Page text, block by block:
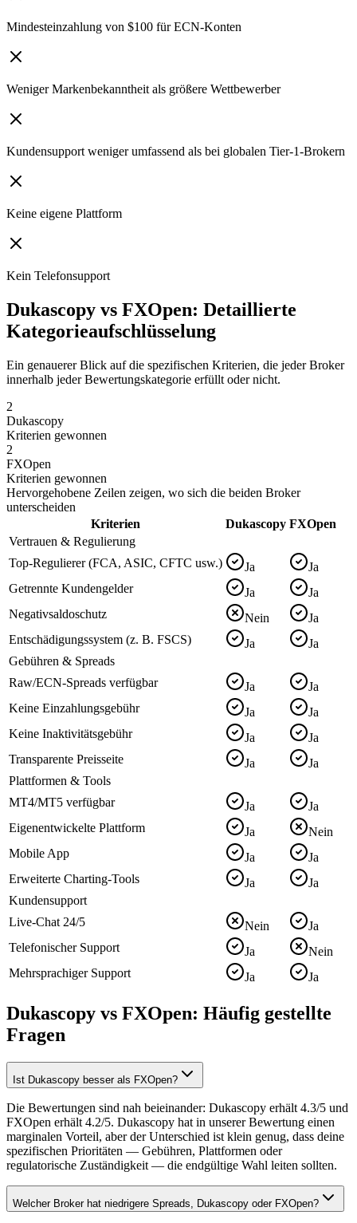
Mindesteinzahlung von $100 für ECN-Konten
Weniger Markenbekanntheit als größere Wettbewerber
Kundensupport weniger umfassend als bei globalen Tier-1-Brokern
Keine eigene Plattform
Kein Telefonsupport
Dukascopy vs FXOpen: Detaillierte
Kategorieaufschlüsselung
Ein genauerer Blick auf die spezifischen Kriterien, die jeder Broker
innerhalb jeder Bewertungskategorie erfüllt oder nicht.
2
Dukascopy
Kriterien gewonnen
2
FXOpen
Kriterien gewonnen
Hervorgehobene Zeilen zeigen, wo sich die beiden Broker
unterscheiden
Kriterien
Dukascopy FXOpen
Vertrauen & Regulierung
Top-Regulierer (FCA, ASIC, CFTC usw.)
Ja
Ja
Getrennte Kundengelder
Ja
Ja
Negativsaldoschutz
Nein
Ja
Entschädigungssystem (z. B. FSCS)
Ja
Ja
Gebühren & Spreads
Raw/ECN-Spreads verfügbar
Ja
Ja
Keine Einzahlungsgebühr
Ja
Ja
Keine Inaktivitätsgebühr
Ja
Ja
Transparente Preisseite
Ja
Ja
Plattformen & Tools
MT4/MT5 verfügbar
Ja
Ja
Eigenentwickelte Plattform
Ja
Nein
Mobile App
Ja
Ja
Erweiterte Charting-Tools
Ja
Ja
Kundensupport
Live-Chat 24/5
Nein
Ja
Telefonischer Support
Ja
Nein
Mehrsprachiger Support
Ja Ja
Dukascopy vs FXOpen: Häufig gestellte
Fragen
Ist Dukascopy besser als FXOpen?
Die Bewertungen sind nah beieinander: Dukascopy erhält 4.3/5 und
FXOpen erhält 4.2/5. Dukascopy hat in unserer Bewertung einen
marginalen Vorteil, aber der Unterschied ist klein genug, dass deine
spezifischen Prioritäten — Gebühren, Plattformen oder
regulatorische Zuständigkeit — die endgültige Wahl leiten sollten.
Welcher Broker hat niedrigere Spreads, Dukascopy oder FXOpen?